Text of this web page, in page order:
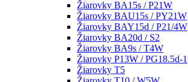
Žiarovky BA15s / P21W
Žiarovky BAU15s / PY21W
Žiarovky BAY15d / P21/4W
Žiarovky BA20d / S2
Žiarovky BA9s / T4W
Žiarovky P13W / PG18.5d-1
Žiarovky T5